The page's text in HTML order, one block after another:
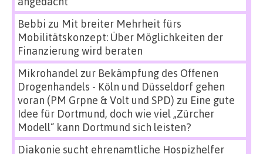
Bebbi zu Mit breiter Mehrheit fürs
Mobilitätskonzept: Über Möglichkeiten der
Finanzierung wird beraten
Mikrohandel zur Bekämpfung des Offenen
Drogenhandels - Köln und Düsseldorf gehen
voran (PM Grpne & Volt und SPD) zu Eine gute
Idee für Dortmund, doch wie viel „Zürcher
Modell“ kann Dortmund sich leisten?
Diakonie sucht ehrenamtliche Hospizhelfer